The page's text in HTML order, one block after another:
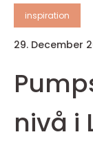
inspiration
29. December
nivå i